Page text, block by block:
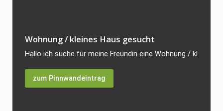
Wohnung / kleines Haus gesucht
Hallo ich suche für meine Freundin eine Wohnung / kleines
zum Pinnwandeintrag